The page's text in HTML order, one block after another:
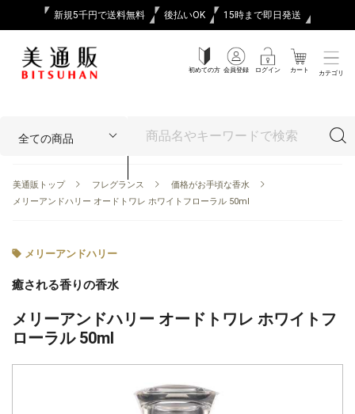
新規5千円で送料無料 後払いOK 15時まで即日発送
初めての方 会員登録 ログイン カート カテゴリ
美通販トップ フレグランス
価格がお手頃な香水
メリーアンドハリー オードトワレ ホワイトフローラル 50ml
メリーアンドハリー
癒される香りの香水
メリーアンドハリー オードトワレ ホワイトフ
ローラル 50ml